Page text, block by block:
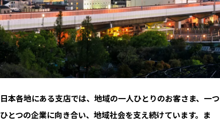
日本各地にある支店では、地域の一人ひとりのお客さま、一つ
ひとつの企業に向き合い、地域社会を支え続けています。ま